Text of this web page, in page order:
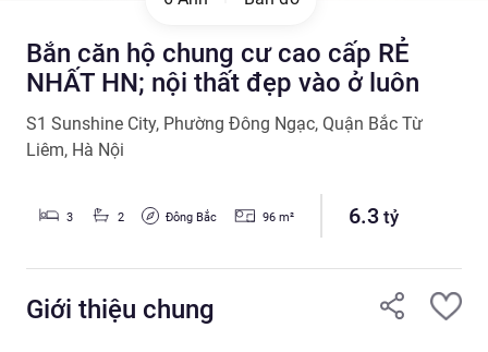
Bắn căn hộ chung cư cao cấp RẺ
NHẤT HN; nội thất đẹp vào ở luôn
S1 Sunshine City, Phường Đông Ngạc, Quận Bắc Từ
Liêm, Hà Nội
3 2 Đông Bắc 96m² 6.3tỷ
Giới thiệu chung